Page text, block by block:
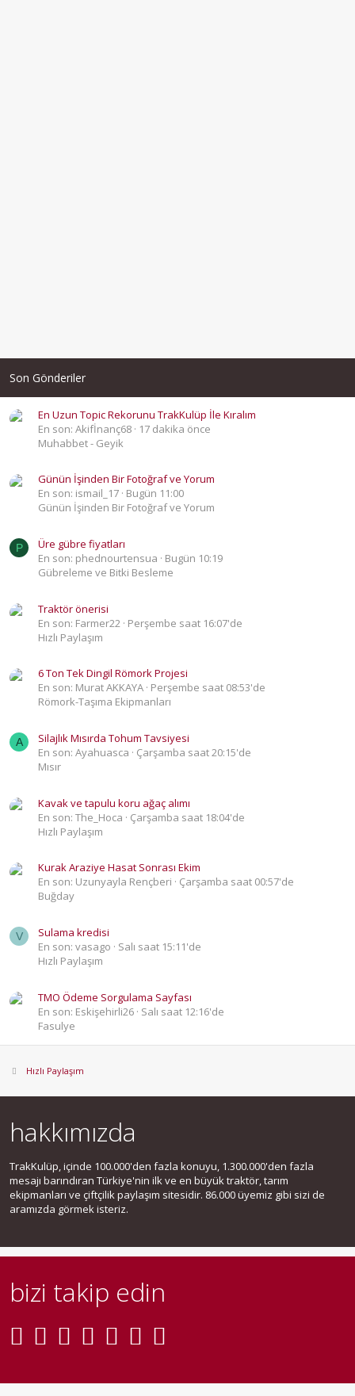
Son Gönderiler
En Uzun Topic Rekorunu TrakKulüp İle Kıralım
En son: Akifİnanç68
17 dakika önce
Muhabbet - Geyik
Günün İşinden Bir Fotoğraf ve Yorum
En son: ismail_17 Bugün 11:00
Günün İşinden Bir Fotoğraf ve Yorum
P
Üre gübre fiyatları
En son: phednourtensua
Bugün 10:19
Gübreleme ve Bitki Besleme
Traktör önerisi
En son: Farmer22 Perşembe saat 16:07'de
Hızlı Paylaşım
6 Ton Tek Dingil Römork Projesi
En son: Murat AKKAYA Perşembe saat 08:53'de
Römork-Taşıma Ekipmanları
A
Silajlık Mısırda Tohum Tavsiyesi
En son: Ayahuasca
Çarşamba saat 20:15'de
Mısır
Kavak ve tapulu koru ağaç alımı
En son: The_Hoca
Çarşamba saat 18:04'de
Hızlı Paylaşım
Kurak Araziye Hasat Sonrası Ekim
En son: Uzunyayla Rençberi
Çarşamba saat 00:57'de
Buğday
V
Sulama kredisi
En son: vasago
Salı saat 15:11'de
Hızlı Paylaşım
TMO Ödeme Sorgulama Sayfası
En son: Eskişehirli26 Salı saat 12:16'de
Fasulye
Hızlı Paylaşım
hakkımızda
TrakKulüp, içinde 100.000'den fazla konuyu, 1.300.000'den fazla
mesajı barındıran Türkiye'nin ilk ve en büyük traktör, tarım
ekipmanları ve çiftçilik paylaşım sitesidir. 86.000 üyemiz gibi sizi de
aramızda görmek isteriz.
bizi takip edin